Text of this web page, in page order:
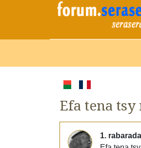
Efa tena
1.